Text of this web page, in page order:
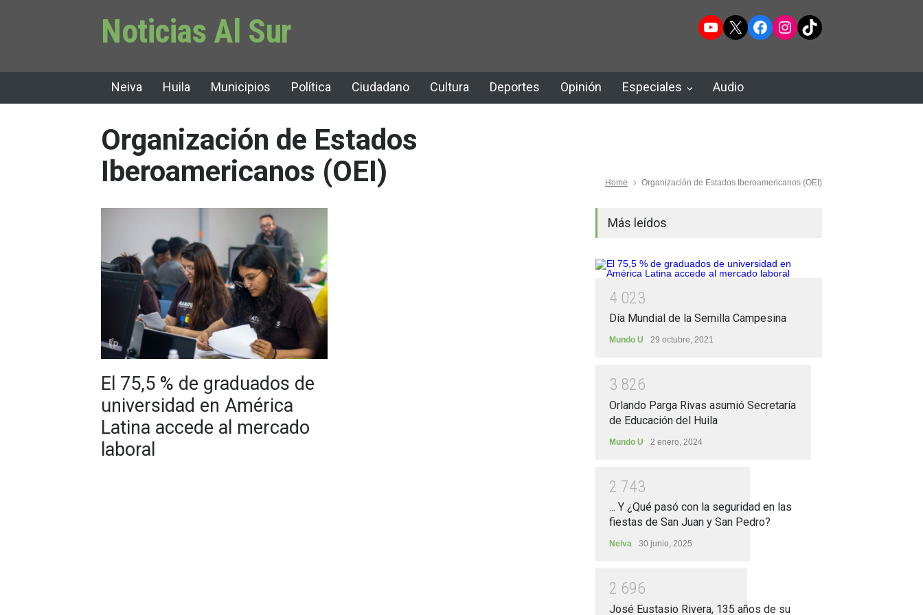
Noticias Al Sur YouTube
X Facebook
Instagram
TikTok
Neiva Huila Municipios Política Ciudadano Cultura Deportes Opinión Especiales Audio
Organización de Estados
Iberoamericanos (OEI)
Home Organización de Estados Iberoamericanos (OEI)
El 75,5 % de graduados de
universidad en América
Latina accede al mercado
laboral
Más leídos
4 023
Día Mundial de la Semilla Campesina
Mundo U 29 octubre, 2021
3 826
Orlando Parga Rivas asumió Secretaría
de Educación del Huila
Mundo U 2 enero, 2024
2 743
... Y ¿Qué pasó con la seguridad en las
fiestas de San Juan y San Pedro?
Neiva 30 junio, 2025
2 696
José Eustasio Rivera, 135 años de su